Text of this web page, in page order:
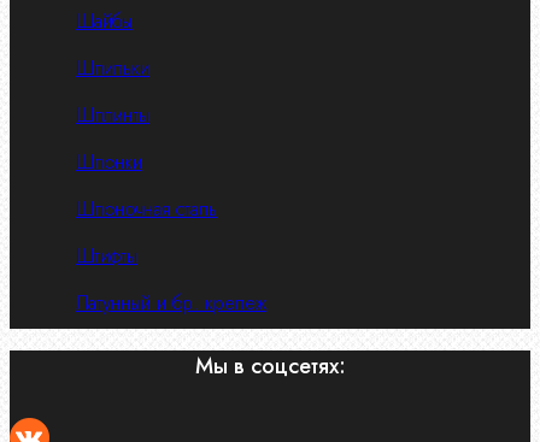
Шайбы
Шпильки
Шплинты
Шпонки
Шпоночная сталь
Штифты
Латунный и бр. крепеж
Мы в соцсетях: